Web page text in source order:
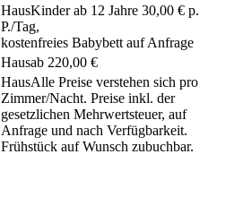
Kinder ab 12 Jahre 30,00 € p.
P./Tag,
kostenfreies Babybett auf Anfrage
ab 220,00 €
Alle Preise verstehen sich pro
Zimmer/Nacht. Preise inkl. der
gesetzlichen Mehrwertsteuer, auf
Anfrage und nach Verfügbarkeit.
Frühstück auf Wunsch zubuchbar.